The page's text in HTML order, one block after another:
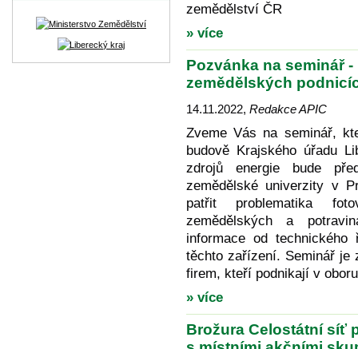
zemědělství ČR
» více
Pozvánka na seminář
zemědělských
14.11.2022, Redakce APIC
Zveme Vás na seminář,
budově Krajského úřadu
zdrojů energie bude
zemědělské univerzity v
patřit problematika
zemědělských a
informace od
těchto zařízení. Seminář je
firem, kteří podnikají v
» více
Brožura Celostátní síť